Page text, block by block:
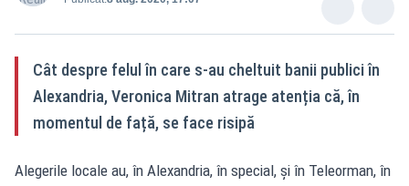
Cât despre felul în care s-au cheltuit banii publici în
Alexandria, Veronica Mitran atrage atenția că, în
momentul de față, se face risipă
Alegerile locale au, în Alexandria, în special, și în Teleorman, în